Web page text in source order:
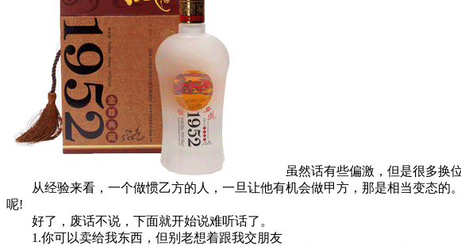
虽然话有些偏激，但是很多换位
从经验来看，一个做惯乙方的人，一旦让他有机会做甲方，那是相当变态的
呢!
好了，废话不说，下面就开始说难听话了。
1.你可以卖给我东西，但别老想着跟我交朋友